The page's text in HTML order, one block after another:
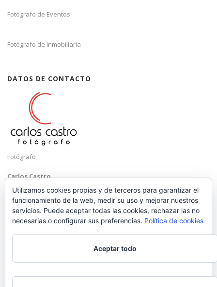
Fotógrafo de Eventos
Fotógrafo de Inmobiliaria
DATOS DE CONTACTO
Fotógrafo
Carlos Castro
Málaga
Mobile: +34 652 83 71 98
hola@carloscastrofotografo.com
Utilizamos cookies propias y de terceros para garantizar el
funcionamiento de la web, medir su uso y mejorar nuestros
servicios. Puede aceptar todas las cookies, rechazar las no
necesarias o configurar sus preferencias. Política de cookies
Aceptar todo